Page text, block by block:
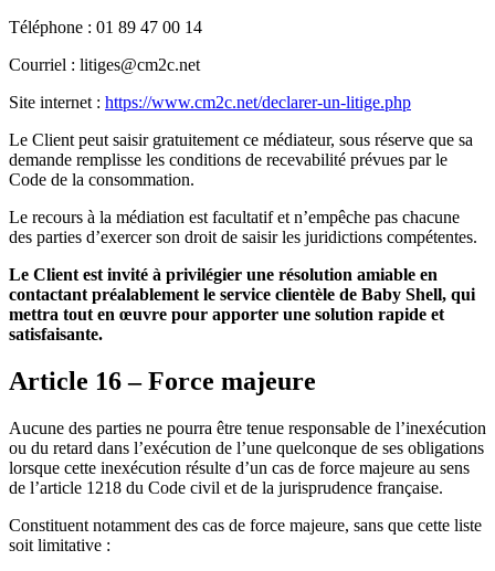
Téléphone : 01 89 47 00 14
Courriel : litiges@cm2c.net
Site internet : https://www.cm2c.net/declarer-un-litige.php
Le Client peut saisir gratuitement ce médiateur, sous réserve que sa
demande remplisse les conditions de recevabilité prévues par le
Code de la consommation.
Le recours à la médiation est facultatif et n’empêche pas chacune
des parties d’exercer son droit de saisir les juridictions compétentes.
Le Client est invité à privilégier une résolution amiable en
contactant préalablement le service clientèle de Baby Shell, qui
mettra tout en œuvre pour apporter une solution rapide et
satisfaisante.
Article 16 – Force majeure
Aucune des parties ne pourra être tenue responsable de l’inexécution
ou du retard dans l’exécution de l’une quelconque de ses obligations
lorsque cette inexécution résulte d’un cas de force majeure au sens
de l’article 1218 du Code civil et de la jurisprudence française.
Constituent notamment des cas de force majeure, sans que cette liste
soit limitative :